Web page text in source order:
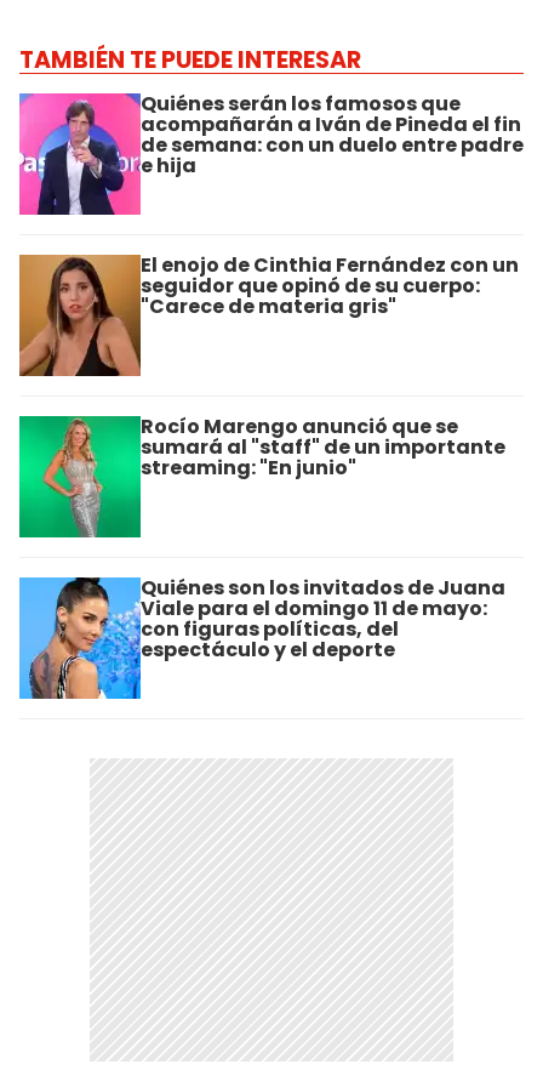
TAMBIÉN TE PUEDE INTERESAR
Quiénes serán los famosos que
acompañarán a Iván de Pineda el fin
de semana: con un duelo entre padre
e hija
El enojo de Cinthia Fernández con un
seguidor que opinó de su cuerpo:
"Carece de materia gris"
Rocío Marengo anunció que se
sumará al "staff" de un importante
streaming: "En junio"
Quiénes son los invitados de Juana
Viale para el domingo 11 de mayo:
con figuras políticas, del
espectáculo y el deporte